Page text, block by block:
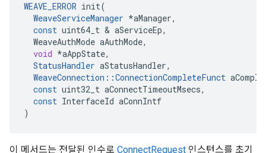
WEAVE_ERROR init(
WeaveServiceManager *aManager,
const uint64_t & aServiceEp,
WeaveAuthMode aAuthMode,
void *aAppState,
StatusHandler aStatusHandler,
WeaveConnection ::ConnectionCompleteFunct
const uint32_t aConnectTimeoutMsecs,
const InterfaceId aConnIntf
)
이 메서드는 전달된 인수로 ConnectRequest 인스턴스를 초기